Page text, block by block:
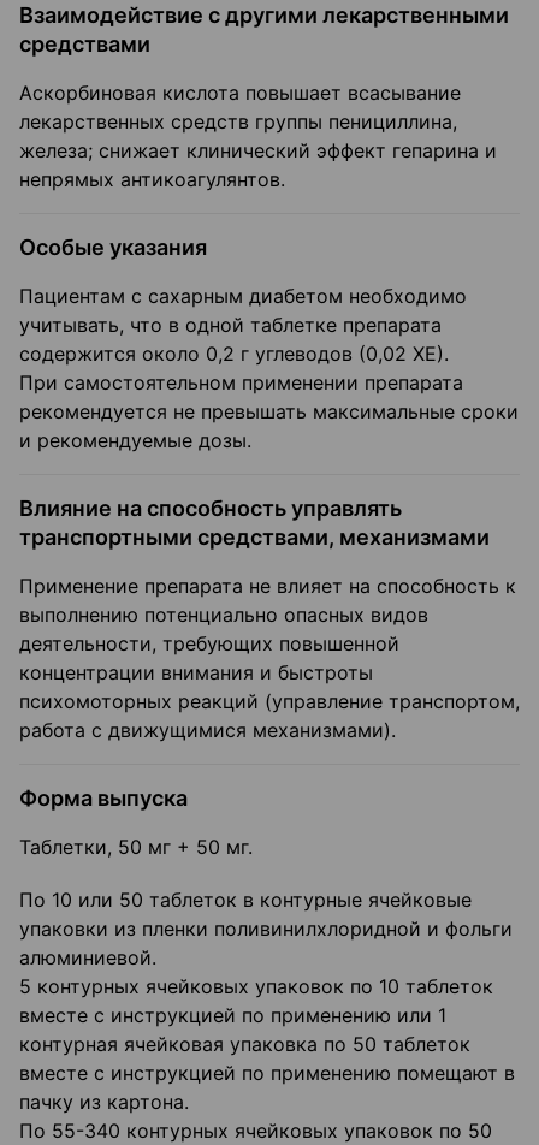
Взаимодействие с другими лекарственными
средствами
Аскорбиновая кислота повышает всасывание
лекарственных средств группы пенициллина,
железа; снижает клинический эффект гепарина и
непрямых антикоагулянтов.
Особые указания
Пациентам с сахарным диабетом необходимо
учитывать, что в одной таблетке препарата
содержится около 0,2 г углеводов (0,02 ХЕ).
При самостоятельном применении препарата
рекомендуется не превышать максимальные сроки
и рекомендуемые дозы.
Влияние на способность управлять
транспортными средствами, механизмами
Применение препарата не влияет на способность к
выполнению потенциально опасных видов
деятельности, требующих повышенной
концентрации внимания и быстроты
психомоторных реакций (управление транспортом,
работа с движущимися механизмами).
Форма выпуска
Таблетки, 50 мг + 50 мг.
По 10 или 50 таблеток в контурные ячейковые
упаковки из пленки поливинилхлоридной и фольги
алюминиевой.
5 контурных ячейковых упаковок по 10 таблеток
вместе с инструкцией по применению или 1
контурная ячейковая упаковка по 50 таблеток
вместе с инструкцией по применению помещают в
пачку из картона.
По 55-340 контурных ячейковых упаковок по 50